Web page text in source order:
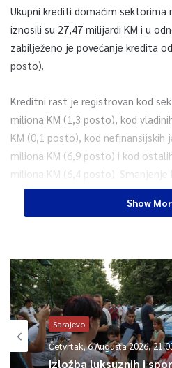
Ukupni krediti domaćim sektorima
iznosili su 27,47 milijardi KM i u
zabilježeno je povećanje kredita
posto).
Kreditni rast je registrovan kod
miliona KM (1,3 posto), kod
KM (0,1 posto), kod nefinansijskih
miliona KM (6,9 posto) i kod
miliona KM (6,4 posto).
mjesečnom nivou zabilježeno je
113,6 miliona KM (1,0 posto).
iznosila je 9,8 posto, nominalno
komentaru monetarnih kretanja
Godišnji rast kredita registrovan
za 1,34 milijarde KM (10,7
680,5 miliona KM (6,5 posto), kod
Show
Sarajevo
Četvrtak, 6 Augusta 2026,
Izložba luksuznih i